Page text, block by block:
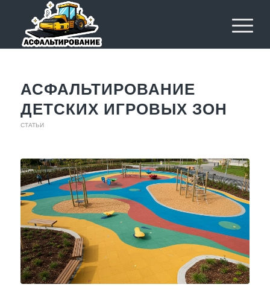
АСФАЛЬТИРОВАНИЕ
ДЕТСКИХ ИГРОВЫХ ЗОН
СТАТЬИ